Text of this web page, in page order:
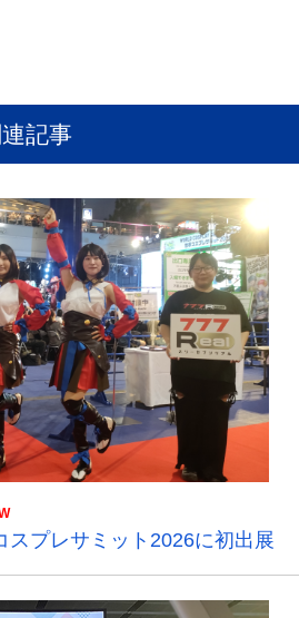
記事
スプレサミット2026に初出展